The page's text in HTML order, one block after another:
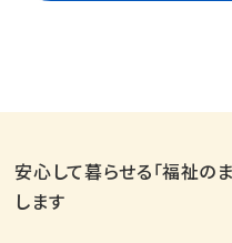
安心して暮らせる「福祉の
します